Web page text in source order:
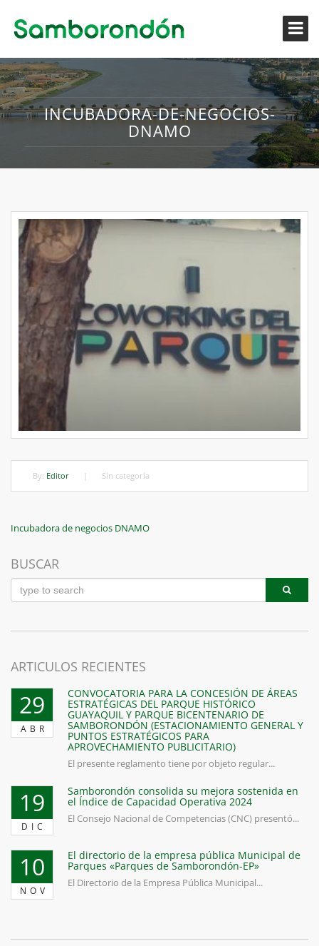
INCUBADORA-DE-NEGOCIOS-
DNAMO
By: Editor Sin categoría
Navegación
de
entradas
Previous
Incubadora de negocios DNAMO
BUSCAR
ARTICULOS RECIENTES
29
ABR
CONVOCATORIA PARA LA CONCESIÓN DE ÁREAS
ESTRATÉGICAS DEL PARQUE HISTÓRICO
GUAYAQUIL Y PARQUE BICENTENARIO DE
SAMBORONDÓN (ESTACIONAMIENTO GENERAL Y
PUNTOS ESTRATÉGICOS PARA
APROVECHAMIENTO PUBLICITARIO)
El presente reglamento tiene por objeto regular...
19
DIC
Samborondón consolida su mejora sostenida en
el Índice de Capacidad Operativa 2024
El Consejo Nacional de Competencias (CNC) presentó...
10
NOV
El directorio de la empresa pública Municipal de
Parques «Parques de Samborondón-EP»
El Directorio de la Empresa Pública Municipal...